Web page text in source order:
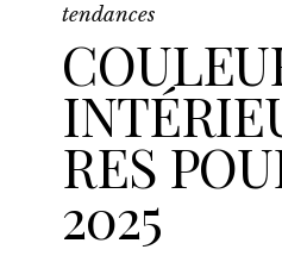
tendances
RES
2025